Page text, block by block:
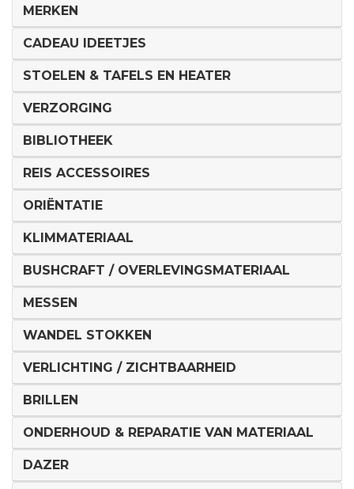
MERKEN
CADEAU IDEETJES
STOELEN & TAFELS EN HEATER
VERZORGING
BIBLIOTHEEK
REIS ACCESSOIRES
ORIËNTATIE
KLIMMATERIAAL
BUSHCRAFT / OVERLEVINGSMATERIAAL
MESSEN
WANDEL STOKKEN
VERLICHTING / ZICHTBAARHEID
BRILLEN
ONDERHOUD & REPARATIE VAN MATERIAAL
DAZER